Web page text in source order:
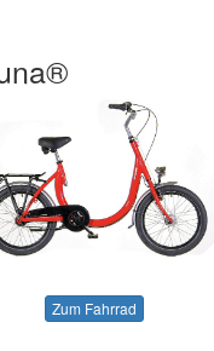
Zum Fahrrad